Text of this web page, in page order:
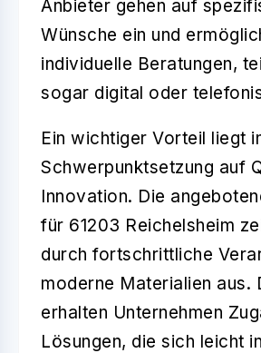
Anbieter gehen auf
Wünsche ein und
individuelle Beratungen,
sogar digital oder
Ein wichtiger Vorteil liegt
Schwerpunktsetzung auf
Innovation. Die
für 61203 Reichelsheim
durch fortschrittliche
moderne Materialien aus.
erhalten Unternehmen
Lösungen, die sich leicht